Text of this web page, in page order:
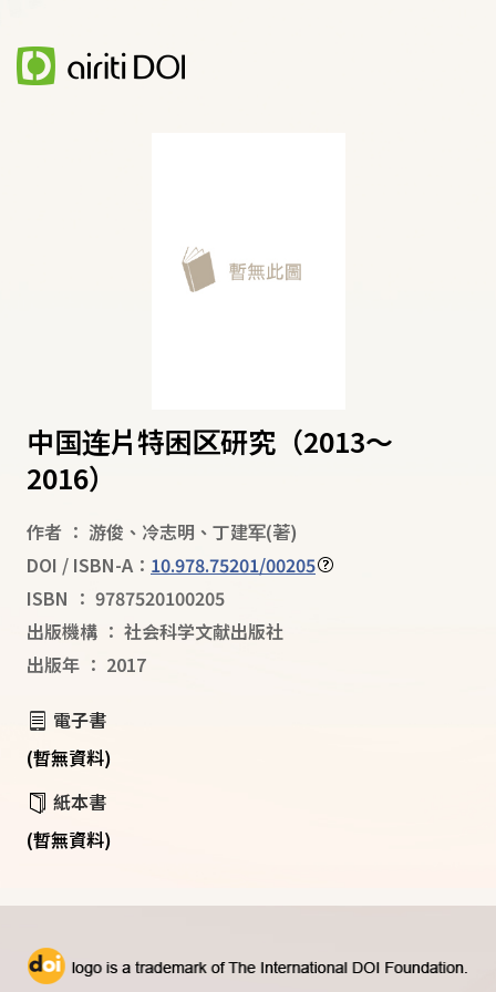
中国连片特困区研究（2013～
2016）
作者 ： 游俊 、 冷志明 、 丁建军(著)
DOI / ISBN-A： 10.978.75201/00205
ISBN ： 9787520100205
出版機構 ： 社会科学文献出版社
出版年 ： 2017
電子書
(暫無資料)
紙本書
(暫無資料)